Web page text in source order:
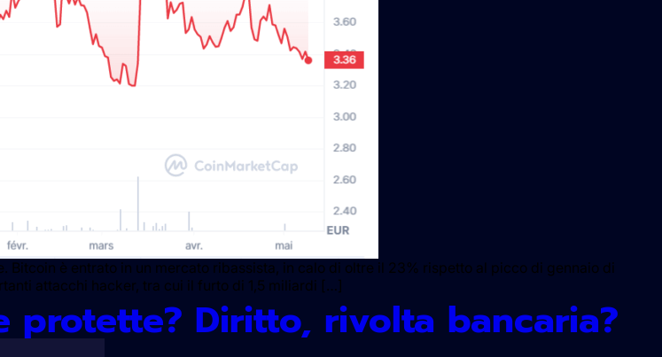
è entrato in un mercato ribassista, in calo di oltre il 23% rispetto al picco di gennaio di
attacchi hacker, tra cui il furto di 1,5 miliardi […]
Diritto, rivolta bancaria?